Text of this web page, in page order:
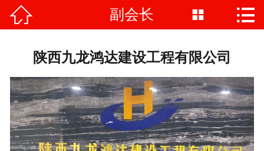
 首页
商会动态
会员风采
党建工作
 副会长  
陕西九龙鸿达建设工程有限公司